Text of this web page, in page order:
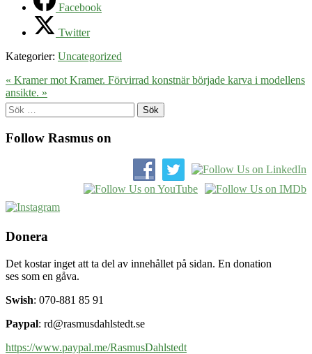
Facebook
Twitter
Kategorier: Uncategorized
« Kramer mot Kramer. Förvirrad konstnär började karva i modellens
ansikte. »
Sök
efter:
Follow Rasmus on
Donera
Det kostar inget att ta del av innehållet på sidan. En donation
ses som en gåva.
Swish: 070-881 85 91
Paypal: rd@rasmusdahlstedt.se
https://www.paypal.me/RasmusDahlstedt